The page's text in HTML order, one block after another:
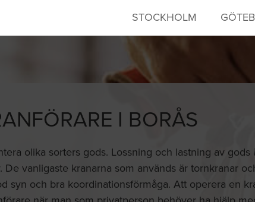
STOCKHOLM
I BORÅS
olika sorters gods. Lossning och lastning av
vanligaste kranarna som används är tornkranar
syn och bra koordinationsförmåga. Att operera en